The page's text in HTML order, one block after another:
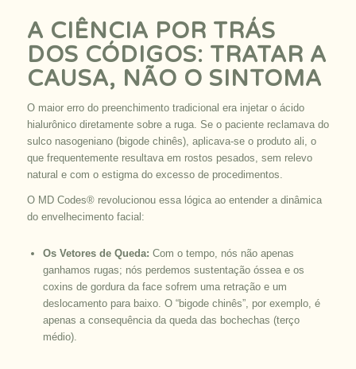
A CIÊNCIA POR TRÁS
DOS CÓDIGOS: TRATAR A
CAUSA, NÃO O SINTOMA
O maior erro do preenchimento tradicional era injetar o ácido
hialurônico diretamente sobre a ruga. Se o paciente reclamava do
sulco nasogeniano (bigode chinês), aplicava-se o produto ali, o
que frequentemente resultava em rostos pesados, sem relevo
natural e com o estigma do excesso de procedimentos.
O MD Codes® revolucionou essa lógica ao entender a dinâmica
do envelhecimento facial:
Os Vetores de Queda: Com o tempo, nós não apenas
ganhamos rugas; nós perdemos sustentação óssea e os
coxins de gordura da face sofrem uma retração e um
deslocamento para baixo. O “bigode chinês”, por exemplo, é
apenas a consequência da queda das bochechas (terço
médio).